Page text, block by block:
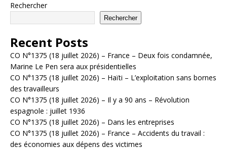
Rechercher
Rechercher
Recent Posts
CO N°1375 (18 juillet 2026) – France – Deux fois condamnée,
Marine Le Pen sera aux présidentielles
CO N°1375 (18 juillet 2026) – Haïti – L’exploitation sans bornes
des travailleurs
CO N°1375 (18 juillet 2026) – Il y a 90 ans – Révolution
espagnole : juillet 1936
CO N°1375 (18 juillet 2026) – Dans les entreprises
CO N°1375 (18 juillet 2026) – France – Accidents du travail :
des économies aux dépens des victimes